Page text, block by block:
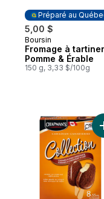
Préparé au
5,00 $
Préparé au
Boursin
Fromage à tartiner
Pomme & Érable
150 g, 3,33 $/100g